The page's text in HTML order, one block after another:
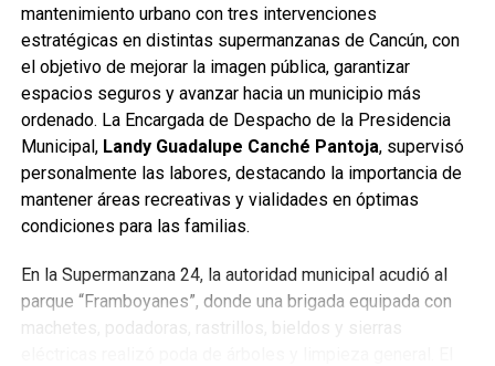
según cada modalidad.
Asimismo, se destacó que en las oficinas del IMDAI se
puede tramitar el certificado de discapacidad para quienes
aún no lo tengan, lo que facilita realizar todo el proceso en
un solo lugar, con atención inclusiva y sin trámites
adicionales.
La Ruta 27, de 64 kilómetros, conectará diversas zonas
habitacionales con avenidas principales y la nueva
infraestructura del Puente Nichupté, fortaleciendo la
movilidad segura y moderna en Cancún.
mantenimiento urbano con tres intervenciones
estratégicas en distintas supermanzanas de Cancún, con
el objetivo de mejorar la imagen pública, garantizar
espacios seguros y avanzar hacia un municipio más
ordenado. La Encargada de Despacho de la Presidencia
Municipal, Landy Guadalupe Canché Pantoja, supervisó
personalmente las labores, destacando la importancia de
mantener áreas recreativas y vialidades en óptimas
condiciones para las familias.
En la Supermanzana 24, la autoridad municipal acudió al
parque “Framboyanes”, donde una brigada equipada con
machetes, podadoras, rastrillos, bieldos y sierras